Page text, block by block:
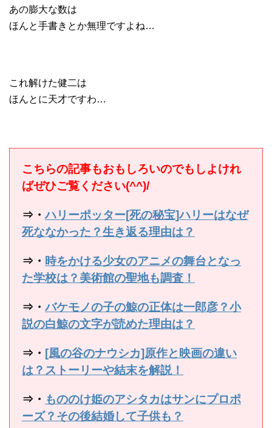
あの膨大な数は
ほんと手書きとか無理ですよね…
これ解けた健二は
ほんとに天才ですわ…
こちらの記事もおもしろいのでもしよけれ
ばぜひご覧ください(^^)/
⇒・ハリーポッター[死の秘宝]ハリーはなぜ
死ななかった？生き返る理由は？
⇒・ 時をかける少女のアニメの舞台となっ
た学校は？美術館の聖地も調査！
⇒・バケモノの子の鯨の正体は一郎彦？小
説の白鯨の文字が読めた理由は？
⇒・ [風の谷のナウシカ]原作と映画の違い
は？ストーリーや結末を解説！
⇒・ もののけ姫のアシタカはサンにプロポ
ーズ？その後結婚して子供も？